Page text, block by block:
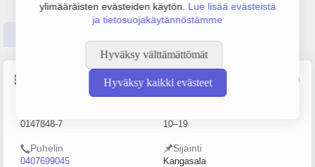
ylimääräisten evästeiden käytön. Lue lisää evästeistä
ja tietosuojakäytännöstämme
Hyväksy välttämättömät
Hyväksy kaikki evästeetLähde: YTJ, PRH, Traficom
0147848-7 10–19
Puhelin
0407699045
Sijainti
Kangasala